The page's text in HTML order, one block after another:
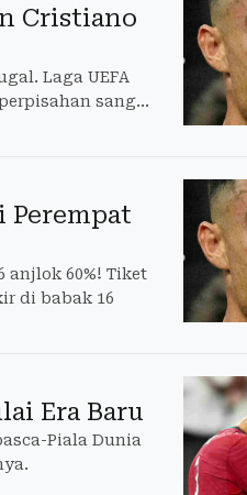
Cristiano
Laga UEFA
sang
Perempat
anjlok 60%! Tiket
di babak 16
Era Baru
Piala Dunia